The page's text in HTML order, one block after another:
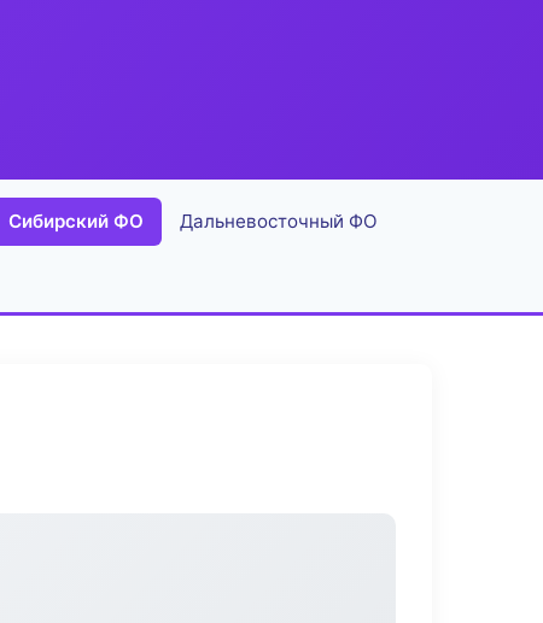
Сибирский ФО Дальневосточный ФО